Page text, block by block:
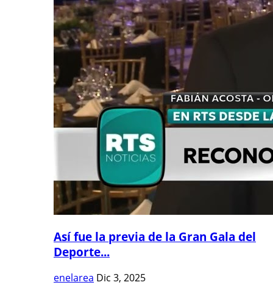
Así fue la previa de la Gran Gala del
Deporte...
enelarea Dic 3, 2025